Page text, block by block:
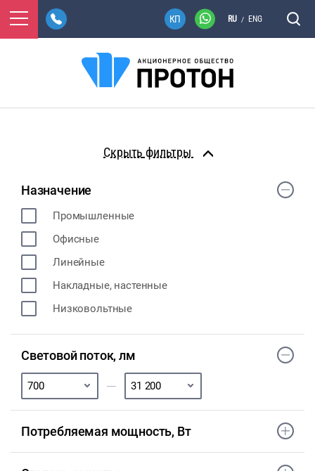
RU / ENG
фильтры
Назначение
Промышленные
Офисные
Линейные
Накладные, настенные
Низковольтные
Световой поток, лм
Потребляемая мощность, Вт